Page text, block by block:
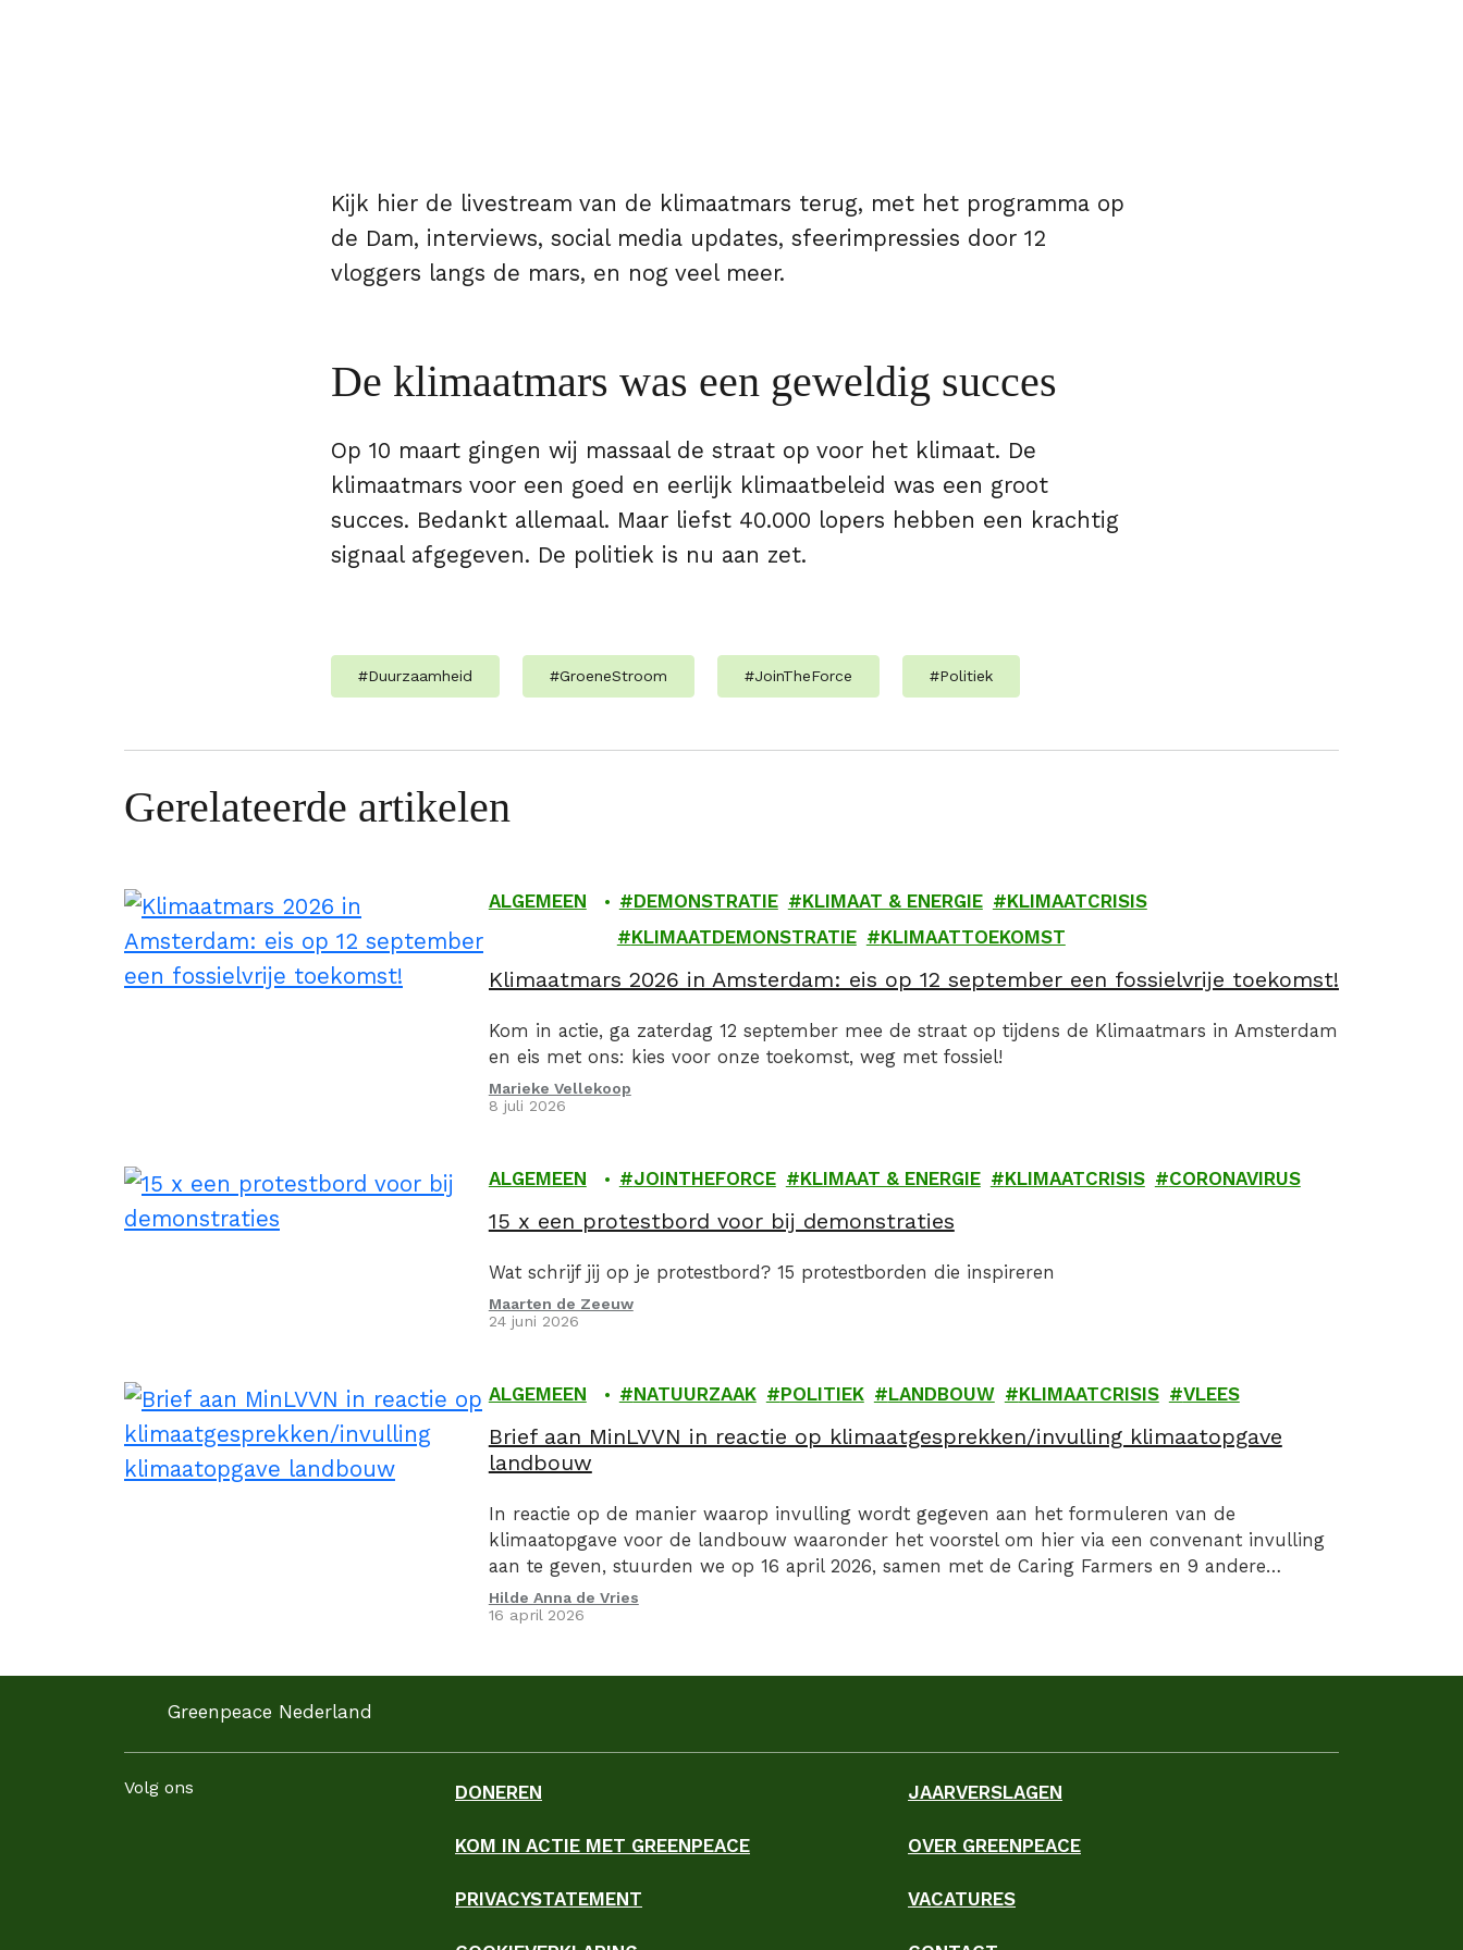
Kijk hier de livestream van de klimaatmars terug, met het programma op
de Dam, interviews, social media updates, sfeerimpressies door 12
vloggers langs de mars, en nog veel meer.
De klimaatmars was een geweldig succes
Op 10 maart gingen wij massaal de straat op voor het klimaat. De
klimaatmars voor een goed en eerlijk klimaatbeleid was een groot
succes. Bedankt allemaal. Maar liefst 40.000 lopers hebben een krachtig
signaal afgegeven. De politiek is nu aan zet.
#Duurzaamheid #GroeneStroom #JoinTheForce #Politiek
Gerelateerde artikelen
ALGEMEEN DEMONSTRATIE KLIMAAT & ENERGIE
KLIMAATCRISIS
KLIMAATDEMONSTRATIE
KLIMAATTOEKOMST
Klimaatmars 2026 in Amsterdam: eis op 12 september een fossielvrije toekomst!
Kom in actie, ga zaterdag 12 september mee de straat op tijdens de Klimaatmars in Amsterdam
en eis met ons: kies voor onze toekomst, weg met fossiel!
Marieke Vellekoop
8 juli 2026
ALGEMEEN JOINTHEFORCE KLIMAAT & ENERGIE KLIMAATCRISIS CORONAVIRUS
15 x een protestbord voor bij demonstraties
Wat schrijf jij op je protestbord? 15 protestborden die inspireren
Maarten de Zeeuw
24 juni 2026
ALGEMEEN NATUURZAAK POLITIEK LANDBOUW KLIMAATCRISIS VLEES
Brief aan MinLVVN in reactie op klimaatgesprekken/invulling klimaatopgave
landbouw
In reactie op de manier waarop invulling wordt gegeven aan het formuleren van de
klimaatopgave voor de landbouw waaronder het voorstel om hier via een convenant invulling
aan te geven, stuurden we op 16 april 2026, samen met de Caring Farmers en 9 andere
organsiaties een kritische brief aan de Minister van Landbouw, Visserij, Voedselzekerheid…
Hilde Anna de Vries
16 april 2026
Greenpeace Nederland
Volg ons DONEREN
KOM IN ACTIE MET GREENPEACE
PRIVACYSTATEMENT
JAARVERSLAGEN
OVER GREENPEACE
VACATURES